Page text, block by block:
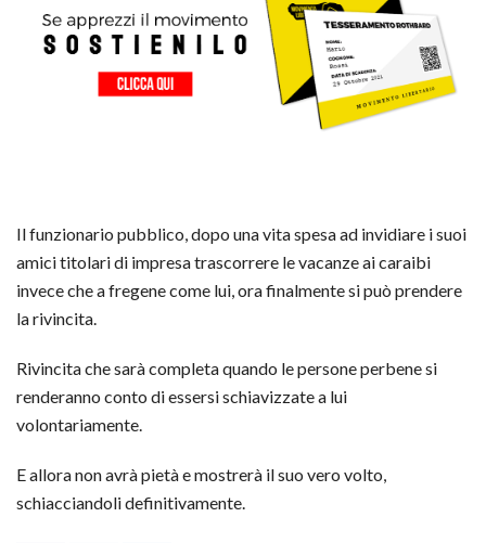
Il funzionario pubblico, dopo una vita spesa ad invidiare i suoi
amici titolari di impresa trascorrere le vacanze ai caraibi
invece che a fregene come lui, ora finalmente si può prendere
la rivincita.
Rivincita che sarà completa quando le persone perbene si
renderanno conto di essersi schiavizzate a lui
volontariamente.
E allora non avrà pietà e mostrerà il suo vero volto,
schiacciandoli definitivamente.